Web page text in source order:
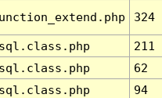
324
211
62
94